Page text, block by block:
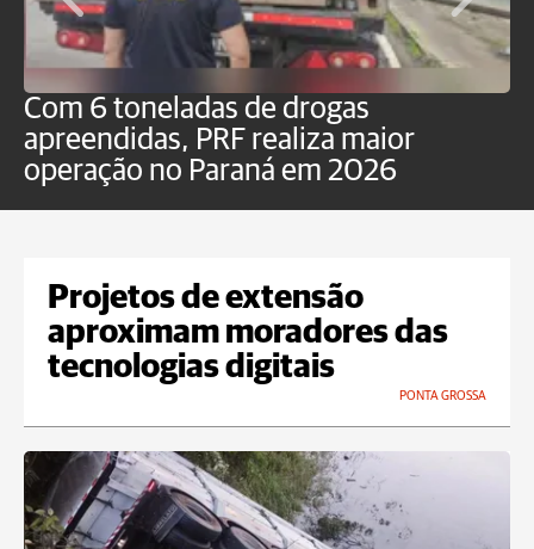
Com 6 toneladas de drogas
apreendidas, PRF realiza maior
operação no Paraná em 2026
Projetos de extensão
aproximam moradores das
tecnologias digitais
PONTA GROSSA